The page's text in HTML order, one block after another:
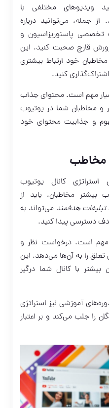
ویدیوهای مختلفی با
جمله، می‌توانید درباره
تخصصی پاستوریزاسیون و
قارچ صحبت کنید. این
خود ارتباط بیشتری
کنید.
مهم است. محتوای جذاب
و مخاطبان شما در یوتیوب
و جذابیت محتوای خود
مخاطب
کانال یوتیوب
بیشتر مخاطبان، باید از
تبلیغات هدفمند می‌تواند به
دسترسی پیدا کنید.
مهم است. درخواست نظر و
را به آن‌ها می‌دهد. این
با کانال شما درگیر
آموزشی نیز استراتژی
را جلب می‌کند و بر اعتبار